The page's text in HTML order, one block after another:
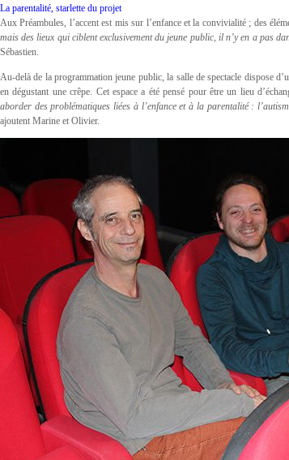
La parentalité, starlette du projet
Aux Préambules, l’accent est mis sur l’enfance et la convivialité ; des
mais des lieux qui ciblent exclusivement du jeune public, il n’y en a pas
Sébastien.
Au-delà de la programmation jeune public, la salle de spectacle dispose
en dégustant une crêpe. Cet espace a été pensé pour être un lieu
aborder des problématiques liées à l’enfance et à la parentalité :
ajoutent Marine et Olivier.